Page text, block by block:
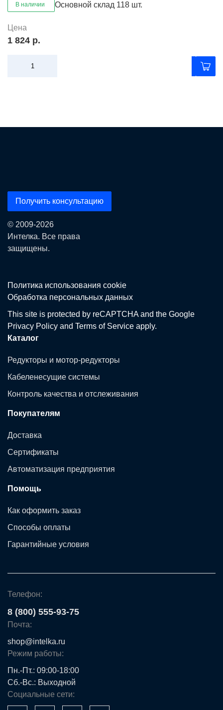
В наличии Основной склад 118 шт.
Цена
1 824 р.
Получить консультацию
© 2009-2026
Интелка. Все права
защищены.
Политика использования сookie
Обработка персональных данных
This site is protected by reCAPTCHA and the Google
Privacy Policy and Terms of Service apply.
Каталог
Редукторы и мотор-редукторы
Кабеленесущие системы
Контроль качества и отслеживания
Покупателям
Доставка
Сертификаты
Автоматизация предприятия
Помощь
Как оформить заказ
Способы оплаты
Гарантийные условия
Телефон:
8 (800) 555-93-75
Почта:
shop@intelka.ru
Режим работы:
Пн.-Пт.: 09:00-18:00
Сб.-Вс.: Выходной
Социальные сети: